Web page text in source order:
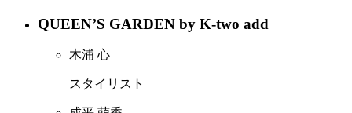
QUEEN’S GARDEN by K-two add
木浦 心
スタイリスト